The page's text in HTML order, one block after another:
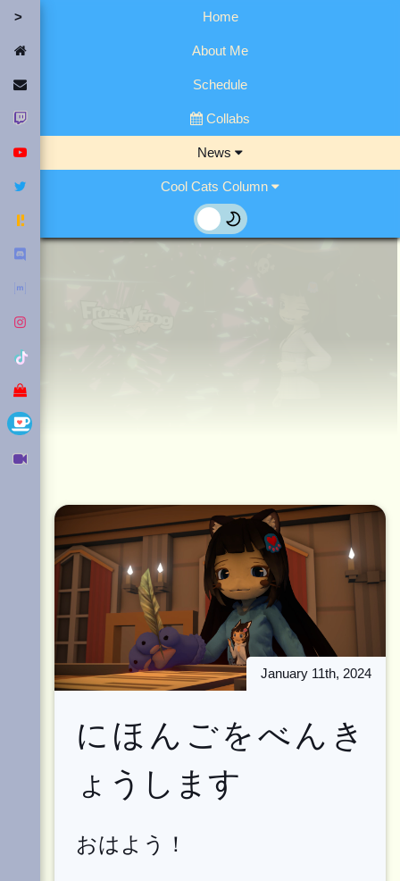
Home
About Me
Schedule
Collabs
News
Cool Cats Column
January 11th, 2024
にほんごをべんき
ょうします
おはよう！